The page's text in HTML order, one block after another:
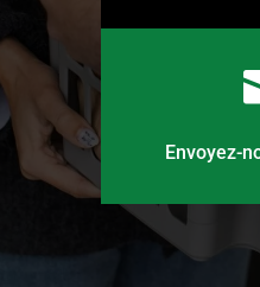
Envoyez-